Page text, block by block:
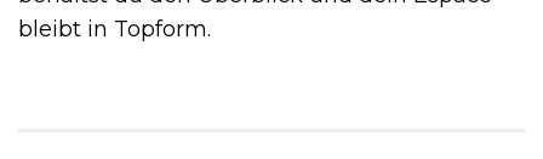
bleibt in Topform.